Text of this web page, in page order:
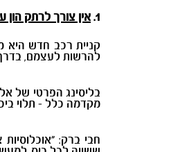
1. אין צורך לרתק הון
קניית רכב חדש היא
להרשות לעצמם,
בליסינג הפרטי של
מקדמה כלל - תלוי
חבי ברק: